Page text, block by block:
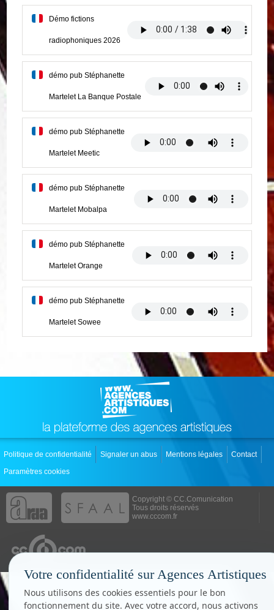
Démo fictions
radiophoniques 2026
démo pub Stéphanette
Martelet La Banque Postale
démo pub Stéphanette
Martelet Meetic
démo pub Stéphanette
Martelet Mobalpa
démo pub Stéphanette
Martelet Orange
démo pub Stéphanette
Martelet Sowee
Politique de confidentialité Signaler un abus Mentions légales
Contact
Paramètres cookies
Copyright © CC.Comunication
Tous droits réservés
www.cccom.fr
Votre confidentialité sur Agences Artistiques
Nous utilisons des cookies essentiels pour le bon
fonctionnement du site. Avec votre accord, nous activons